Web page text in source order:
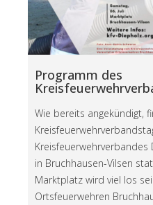
Programm des
Wie bereits angekündigt,
Kreisfeuerwehrverbandes
in Bruchhausen-Vilsen
Marktplatz wird viel los
Ortsfeuerwehren